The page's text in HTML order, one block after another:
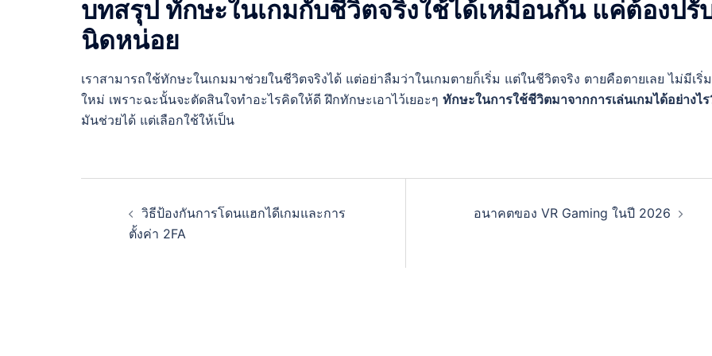
บทสรุป ทักษะในเกมกับชีวิตจริงใช้ได้เหมือนกัน แค่ต้องปรั
นิดหน่อย
เราสามารถใช้ทักษะในเกมมาช่วยในชีวิตจริงได้ แต่อย่าลืมว่าในเกมตายก็เริ่ม แต่ในชีวิตจริง ตายคือตายเลย ไม่มีเริ่ม
ใหม่ เพราะฉะนั้นจะตัดสินใจทำอะไรคิดให้ดี ฝึกทักษะเอาไว้เยอะๆ ทักษะในการใช้ชีวิตมาจากการเล่นเกมได้อย่างไร
มันช่วยได้ แต่เลือกใช้ให้เป็น
navigation
วิธีป้องกันการโดนแฮกไดีเกมและการ
ตั้งค่า 2FA
อนาคตของ VR Gaming ในปี 2026